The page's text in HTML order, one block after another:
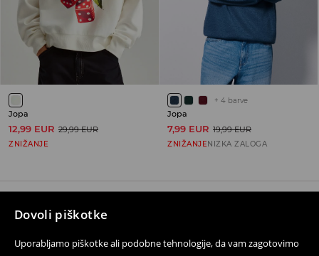
Dovoli piškotke
Uporabljamo piškotke ali podobne tehnologije, da vam zagotovimo
Jopa
12,99 EUR 29,99 EUR
ZNIŽANJE
+ 4 barve
Jopa
7,99 EUR 19,99 EUR
ZNIŽANJENIZKA ZALOGA